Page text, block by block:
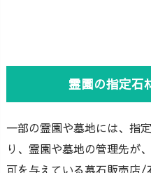
霊園の指定石
一部の霊園や墓地には、指
り、霊園や墓地の管理先が
可を与えている墓石販売店